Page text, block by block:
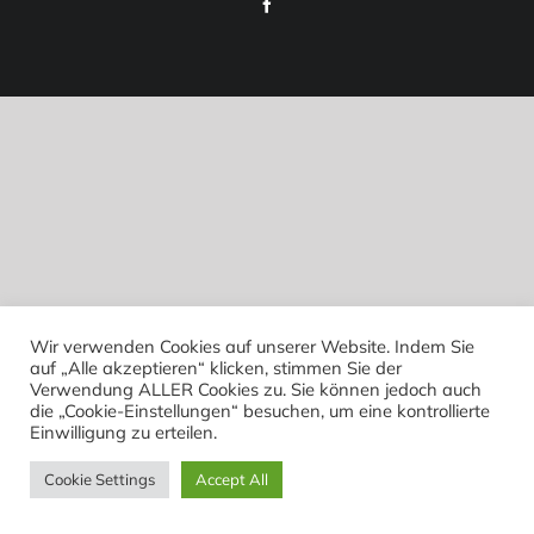
Wir verwenden Cookies auf unserer Website. Indem Sie
auf „Alle akzeptieren“ klicken, stimmen Sie der
Verwendung ALLER Cookies zu. Sie können jedoch auch
die „Cookie-Einstellungen“ besuchen, um eine kontrollierte
Einwilligung zu erteilen.
Cookie Settings Accept All